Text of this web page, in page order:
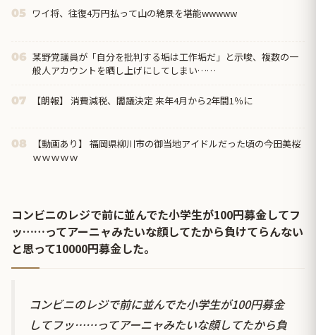
05 ワイ将、往復4万円払って山の絶景を堪能wwwww
06 某野党議員が「自分を批判する垢は工作垢だ」と示唆、複数の一
般人アカウントを晒し上げにしてしまい……
07 【朗報】 消費減税、閣議決定 来年4月から2年間1％に
08
【動画あり】 福岡県柳川市の御当地アイドルだった頃の今田美桜
ｗｗｗｗｗ
コンビニのレジで前に並んでた小学生が100円募金してフ
ッ……ってアーニャみたいな顔してたから負けてらんない
と思って10000円募金した。
コンビニのレジで前に並んでた小学生が100円募金
してフッ……ってアーニャみたいな顔してたから負